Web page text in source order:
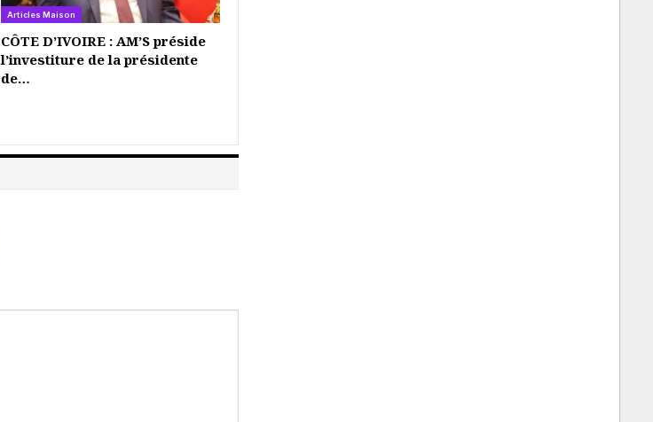
Articles Maison
CÔTE D’IVOIRE : AM’S préside
l’investiture de la présidente
de…